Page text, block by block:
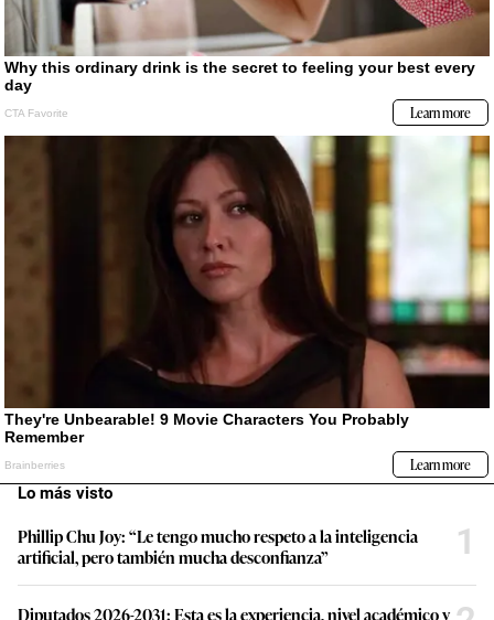
Lo más visto
Phillip Chu Joy: “Le tengo mucho respeto a la inteligencia
artificial, pero también mucha desconfianza”
1
Diputados 2026-2031: Esta es la experiencia, nivel académico y